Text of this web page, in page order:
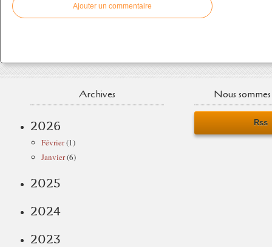
Ajouter un commentaire
Archives
2026
Février(1)
Janvier(6)
2025
2024
2023
Nous
Rss